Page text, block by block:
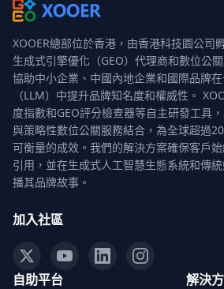
XOOER總部位於香港，由香港科技園公司
生成式引擎優化（GEO）代理商和數位公
協助中小企業、中國內地企業和國際品牌
（LLM）中提升品牌知名度和權威性。
度指數和GEO評分檢查器等自主研發工具
與策略性數位公關服務結合，為全球超過
可衡量的成效。我們的解決方案確保客戶
引用，並在生成式人工智慧生態系統和傳
播其品牌故事。
加入社區
自助平台 解決